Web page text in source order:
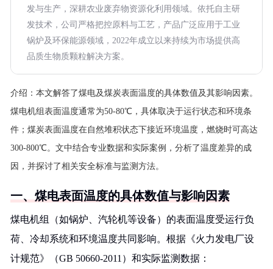
发与生产，深耕农业废弃物资源化利用领域。依托自主研
发技术，公司严格把控原料与工艺，产品广泛应用于工业
锅炉及环保能源领域，2022年成立以来持续为市场提供高
品质生物质颗粒解决方案。
介绍： 本文解答了煤电及煤炭表面温度的具体数值及其影响因素。
煤电机组表面温度通常为50-80℃，具体取决于运行状态和环境条
件；煤炭表面温度在自然堆积状态下接近环境温度，燃烧时可高达
300-800℃。文中结合专业数据和实际案例，分析了温度差异的成
因，并探讨了相关安全标准与监测方法。
一、煤电表面温度的具体数值与影响因素
煤电机组（如锅炉、汽轮机等设备）的表面温度受运行负
荷、冷却系统和环境温度共同影响。根据《火力发电厂设
计规范》（GB 50660-2011）和实际监测数据：